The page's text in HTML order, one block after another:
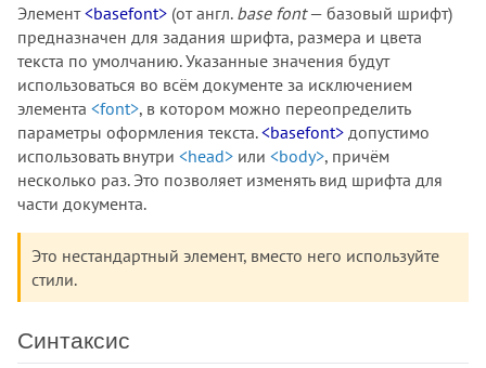
Элемент<basefont> (от англ. base font— базовый шрифт)
предназначен для задания шрифта, размера и цвета
текста по умолчанию. Указанные значения будут
использоваться во всём документе за исключением
элемента <font>, в котором можно переопределить
параметры оформления текста.<basefont> допустимо
использовать внутри <head> или <body>, причём
несколько раз. Это позволяет изменять вид шрифта для
части документа.
Это нестандартный элемент, вместо него используйте
стили.
Синтаксис